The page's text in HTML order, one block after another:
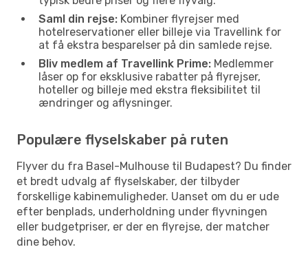
Saml din rejse: Kombiner flyrejser med
hotelreservationer eller billeje via Travellink for
at få ekstra besparelser på din samlede rejse.
Bliv medlem af Travellink Prime: Medlemmer
låser op for eksklusive rabatter på flyrejser,
hoteller og billeje med ekstra fleksibilitet til
ændringer og aflysninger.
Populære flyselskaber på ruten
Flyver du fra Basel-Mulhouse til Budapest? Du finder
et bredt udvalg af flyselskaber, der tilbyder
forskellige kabinemuligheder. Uanset om du er ude
efter benplads, underholdning under flyvningen
eller budgetpriser, er der en flyrejse, der matcher
dine behov.